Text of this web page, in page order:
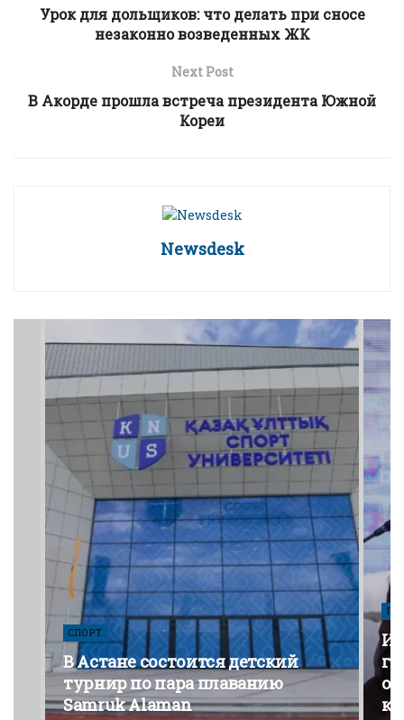
Урок для дольщиков: что делать при сносе
незаконно возведенных ЖК
Next Post
В Акорде прошла встреча президента Южной
Кореи
Newsdesk
СПОРТ
В Астане состоится детский
турнир по пара плаванию
Samruk Alaman